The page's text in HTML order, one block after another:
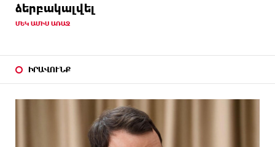
ձերբակալվել
ՄԵԿ ԱՄԻՍ ԱՌԱՋ
ԻՐԱՎՈՒՆՔ